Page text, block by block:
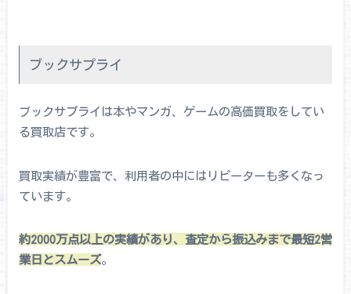
ブックサプライ
ブックサプライは本やマンガ、ゲームの高価買取をしてい
る買取店です。
買取実績が豊富で、利用者の中にはリピーターも多くなっ
ています。
約2000万点以上の実績があり、査定から振込みまで最短2営
業日とスムーズ。